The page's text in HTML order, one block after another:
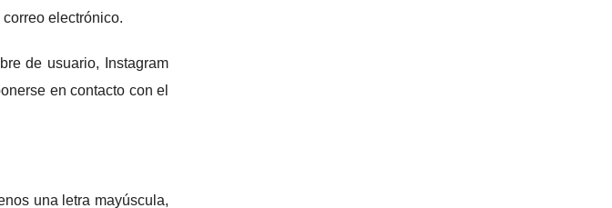
electrónico.
de usuario, Instagram
en contacto con el
una letra mayúscula,